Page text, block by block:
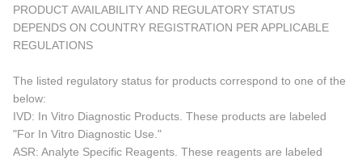
PRODUCT AVAILABILITY AND REGULATORY STATUS
DEPENDS ON COUNTRY REGISTRATION PER APPLICABLE
REGULATIONS
The listed regulatory status for products correspond to one of the
below:
IVD: In Vitro Diagnostic Products. These products are labeled
"For In Vitro Diagnostic Use."
ASR: Analyte Specific Reagents. These reagents are labeled